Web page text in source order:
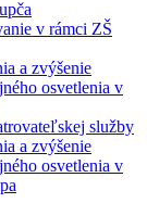
v rámci ZŠ
a zvýšenie
osvetlenia v
služby
a zvýšenie
osvetlenia v